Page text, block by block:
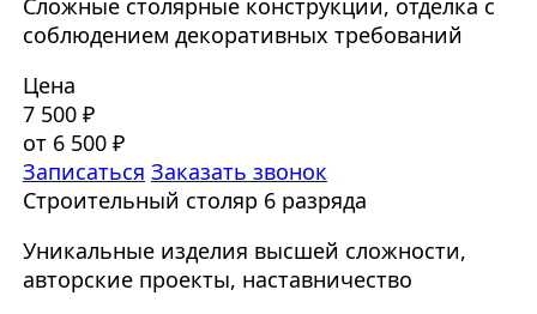
Сложные столярные конструкции, отделка с
соблюдением декоративных требований
Цена
7 500 ₽
от 6 500 ₽
Записаться Заказать звонок
Строительный столяр 6 разряда
Уникальные изделия высшей сложности,
авторские проекты, наставничество